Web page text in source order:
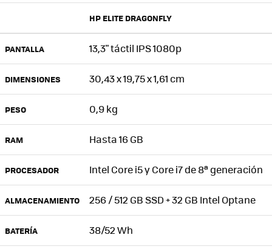
HP ELITE DRAGONFLY
PANTALLA 13,3" táctil IPS 1080p
DIMENSIONES 30,43 x 19,75 x 1,61 cm
PESO 0,9 kg
RAM Hasta 16 GB
PROCESADOR Intel Core i5 y Core i7 de 8ª generación
ALMACENAMIENTO 256 / 512 GB SSD + 32 GB Intel Optane
BATERÍA 38/52 Wh